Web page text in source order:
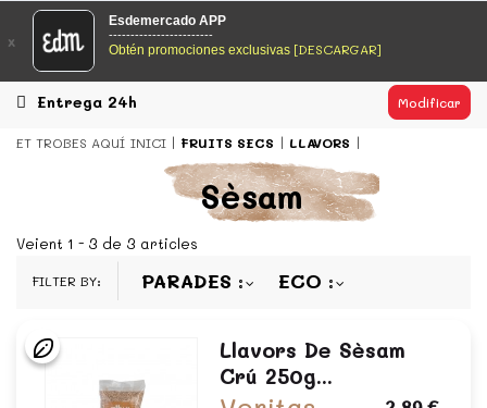
EsDeMercado.com
EsDeMercado.com te lleva a casa los mejores productos de
los mejores mercados de Barcelona y de productores
locales.
EsDeMercado.com
EsDeMercado.com te lleva a casa los mejores productos de
los mejores mercados de Barcelona y de productores
x
Esdemercado APP
------------------------
Obtén promociones exclusivas [DESCARGAR]
Entrega 24h Modificar
ET TROBES AQUÍ INICI FRUITS SECS LLAVORS
Sèsam
Veient 1 - 3 de 3 articles
FILTER BY: PARADES ECO
Llavors De Sèsam
Crú 250g...